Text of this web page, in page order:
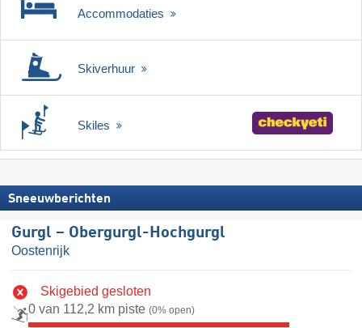
Accommodaties
Skiverhuur
Skiles
Sneeuwberichten
Gurgl – Obergurgl-Hochgurgl
Oostenrijk
Skigebied gesloten
0 van 112,2 km piste (0% open)